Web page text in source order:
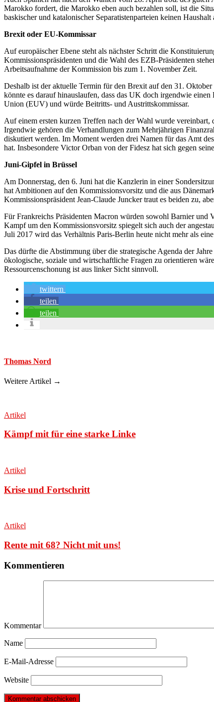
Marokko fordert, die Marokko eben auch bezahlen soll, ist die
baskischer und katalonischer Separatistenparteien keinen Haushalt
Brexit oder EU-Kommissar
Auf europäischer Ebene steht als nächster Schritt die
Kommissionspräsidenten und die Wahl des EZB-Präsidenten
Arbeitsaufnahme der Kommission bis zum 1. November Zeit.
Deshalb ist der aktuelle Termin für den Brexit auf den 31.
könnte es darauf hinauslaufen, dass das UK doch irgendwie
Union (EUV) und würde Beitritts- und Austrittskommissar.
Auf einem ersten kurzen Treffen nach der Wahl wurde
Irgendwie gehören die Verhandlungen zum Mehrjährigen
diskutiert werden. Im Moment werden drei Namen für das Amt
hat. Insbesondere Victor Orban von der Fidesz hat sich gegen
Juni-Gipfel in Brüssel
Am Donnerstag, den 6. Juni hat die Kanzlerin in einer
hat Ambitionen auf den Kommissionsvorsitz und die aus
Kommissionspräsident Jean-Claude Juncker traut es beiden zu,
Für Frankreichs Präsidenten Macron würden sowohl Barnier
Kampf um den Kommissionsvorsitz spiegelt sich auch der
Juli 2017 wird das Verhältnis Paris-Berlin heute nicht mehr als
Das dürfte die Abstimmung über die strategische Agenda der
ökologische, soziale und wirtschaftliche Fragen zu orientieren
Ressourcenschonung ist aus linker Sicht sinnvoll.
twittern
teilen
teilen
Thomas Nord
Weitere Artikel →
Artikel
Kämpf mit für eine starke Linke
Artikel
Krise und Fortschritt
Artikel
Rente mit 68? Nicht mit uns!
Kommentieren
Kommentar
Name
E-Mail-Adresse
Website